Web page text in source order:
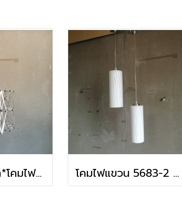
*สินค้าลดราคา*โคมไฟแขวน D170611-1R โคมไฟแขวน 5683-2 WH